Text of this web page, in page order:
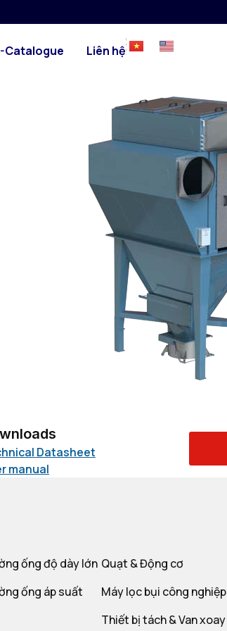
Catalogue Liên hệ
Datasheet
manual
ống độ dày lớn
ống áp suất
Quạt & Động cơ
Máy lọc bụi công nghiệp
Thiết bị tách & Van xoay